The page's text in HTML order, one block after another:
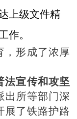
上级文件精
作。
，形成了浓厚
法宣传和攻坚
出所等部门深
展了铁路护路